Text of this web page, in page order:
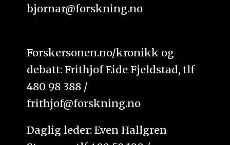
bjornar@forskning.no
Forskersonen.no/kronikk og
debatt: Frithjof Eide Fjeldstad, tlf
480 98 388 /
frithjof@forskning.no
Daglig leder: Even Hallgren